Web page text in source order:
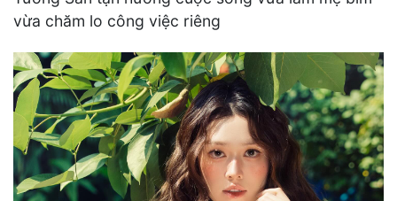
vừa chăm lo công việc riêng